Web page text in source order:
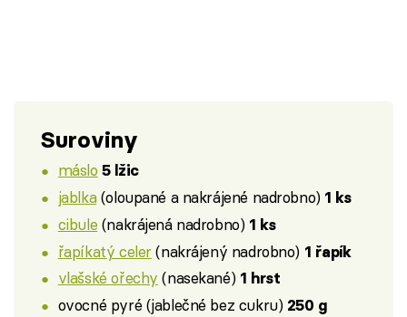
Suroviny
máslo 5 lžic
jablka(oloupané a nakrájené nadrobno) 1 ks
cibule (nakrájená nadrobno) 1 ks
řapíkatý celer(nakrájený nadrobno) 1 řapík
vlašské ořechy (nasekané) 1 hrst
ovocné pyré (jablečné bez cukru) 250 g